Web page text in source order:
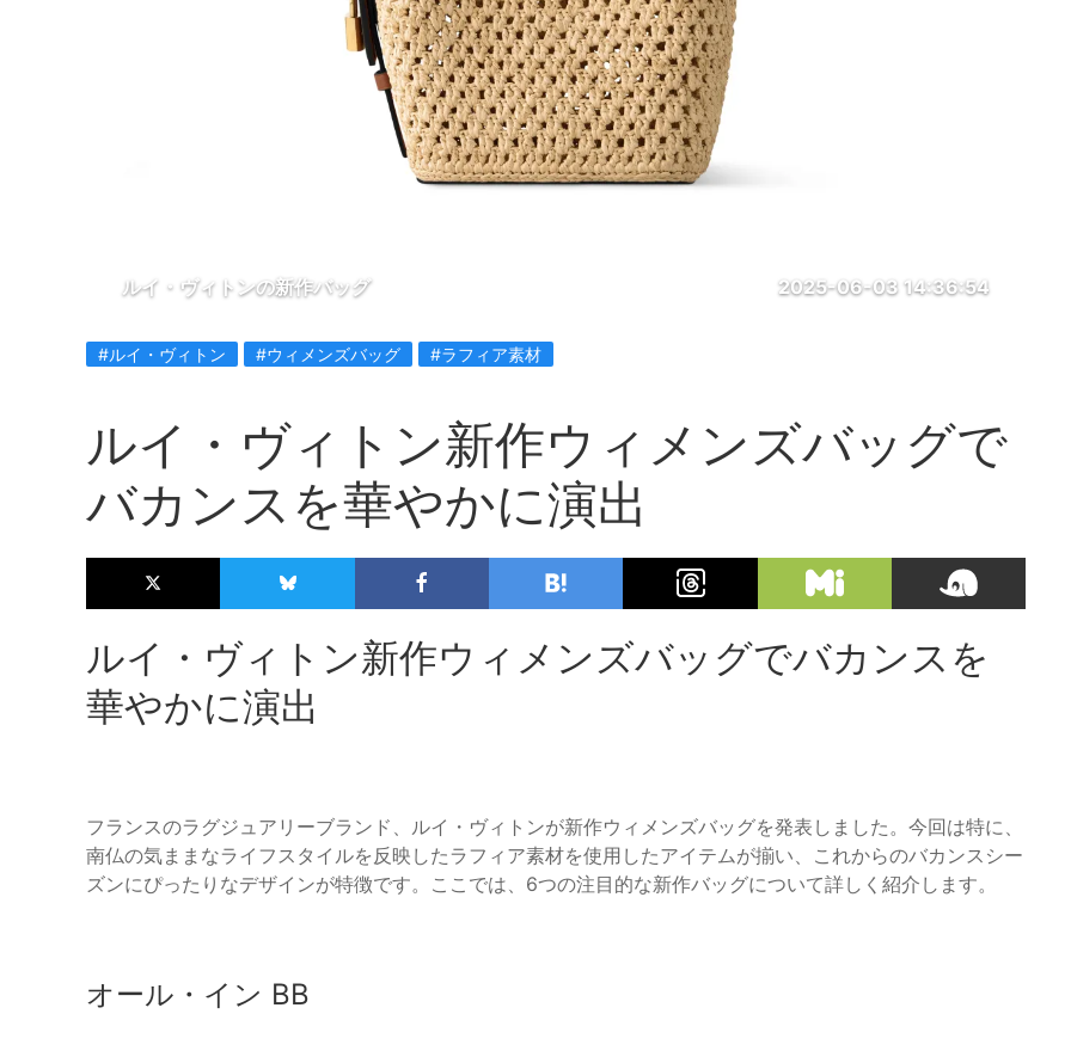
ルイ・ヴィトンの新作バッグ 2025-06-03 14:36:54
#ルイ・ヴィトン #ウィメンズバッグ #ラフィア素材
ルイ・ヴィトン新作ウィメンズバッグで
バカンスを華やかに演出
ルイ・ヴィトン新作ウィメンズバッグでバカンスを
華やかに演出
フランスのラグジュアリーブランド、ルイ・ヴィトンが新作ウィメンズバッグを発表しました。今回は特に、
南仏の気ままなライフスタイルを反映したラフィア素材を使用したアイテムが揃い、これからのバカンスシー
ズンにぴったりなデザインが特徴です。ここでは、6つの注目的な新作バッグについて詳しく紹介します。
オール・イン BB